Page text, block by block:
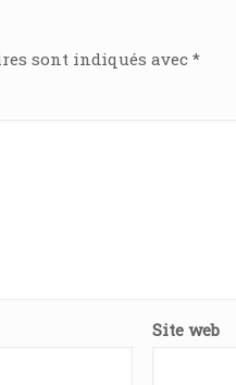
sont indiqués avec*
Site web